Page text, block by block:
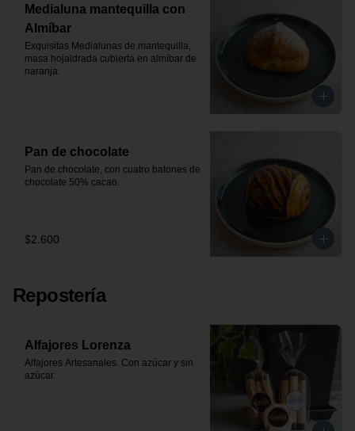
Medialuna mantequilla con
Almíbar
Exquisitas Medialunas de mantequilla,
masa hojaldrada cubierta en almíbar de
naranja.
Pan de chocolate
Pan de chocolate, con cuatro batones de
chocolate 50% cacao.
$2.600
Repostería
Alfajores Lorenza
Alfajores Artesanales. Con azúcar y sin
azúcar.